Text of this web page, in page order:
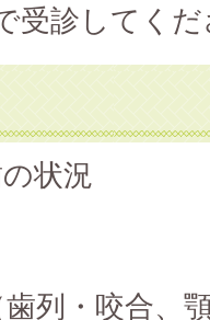
受診してく
状況
列・咬合、